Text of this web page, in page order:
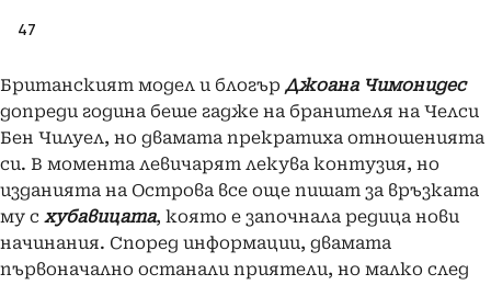
47
Британският модел и блогър Джоана Чимонидес
допреди година беше гадже на бранителя на Челси
Бен Чилуел, но двамата прекратиха отношенията
си. В момента левичарят лекува контузия, но
изданията на Острова все още пишат за връзката
му с хубавицата, която е започнала редица нови
начинания. Според информации, двамата
първоначално останали приятели, но малко след